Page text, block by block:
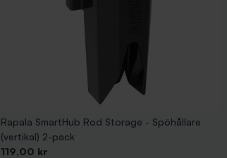
Rapala SmartHub Rod Storage - Spöhållare
(vertikal) 2-pack
Pris
119,00 kr